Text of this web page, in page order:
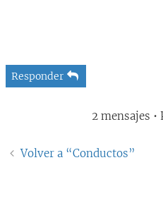
Responder
2 mensajes •
Volver a “Conductos”